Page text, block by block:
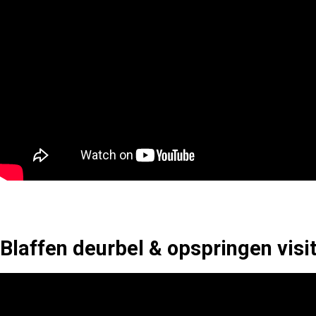
Blaffen deurbel & opspringen